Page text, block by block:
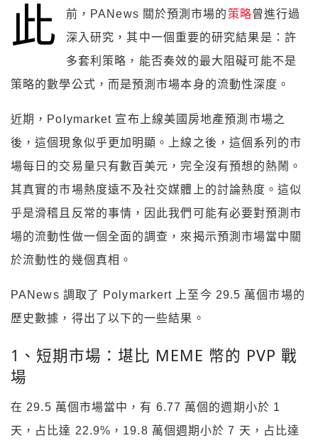
此 前，PANews 關於預測市場的 策略曾進行過
深入研究，其中一個重要的研究結果是：許
多套利策略，能否奏效的最大阻礙可能不是
策略的數學公式，而是預測市場本身的流動性深度。
近期，Polymarket 宣布上線美國房地產預測市場之
後，這個現象似乎更加明顯。上線之後，這個系列的市
場每日的交易量只有數百美元，完全沒有預想的熱鬧。
其真實的市場熱度遠不及社交媒體上的討論熱度。這似
乎是滑稽且反常的事情，因此我們可能有必要對預測市
場的流動性做一個全面的調查，來揭示預測市場當中關
於流動性的幾個真相。
PANews 調取了 Polymarkert 上至今 29.5 萬個市場的
歷史數據，得出了以下的一些結果。
1、短期市場：堪比 MEME 幣的 PVP 戰
場
在 29.5 萬個市場當中，有 6.77 萬個的週期小於 1
天，占比達 22.9%，19.8 萬個週期小於 7 天，占比達